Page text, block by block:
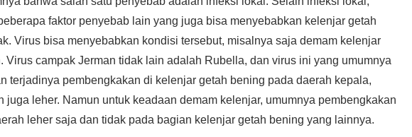
faktor penyebab lain yang juga bisa menyebabkan kelenjar getah
Virus bisa menyebabkan kondisi tersebut, misalnya saja demam kelenjar
Virus campak Jerman tidak lain adalah Rubella, dan virus ini yang umumnya
terjadinya pembengkakan di kelenjar getah bening pada daerah kepala,
juga leher. Namun untuk keadaan demam kelenjar, umumnya pembengkakan
leher saja dan tidak pada bagian kelenjar getah bening yang lainnya.